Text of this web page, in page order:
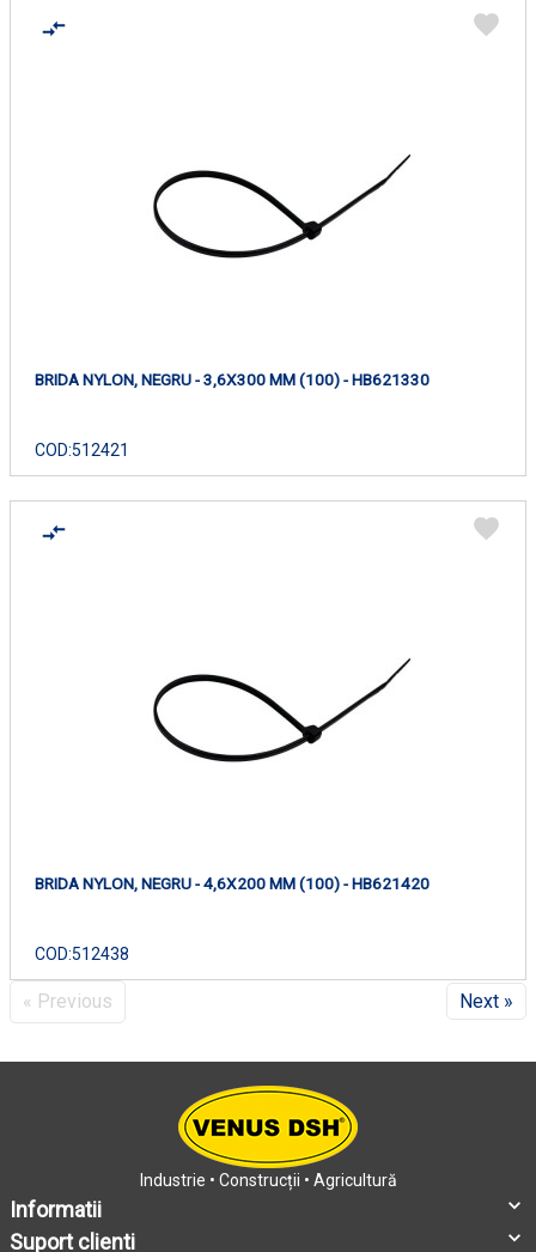
BRIDA NYLON, NEGRU - 3,6X300 MM (100) - HB621330
COD:512421
BRIDA NYLON, NEGRU - 4,6X200 MM (100) - HB621420
COD:512438
« Previous Next »
Industrie • Construcții • Agricultură
Informatii
Suport clienti